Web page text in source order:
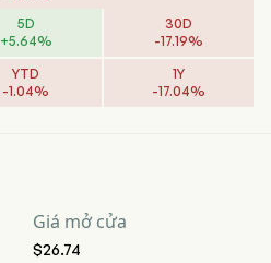
5D
+5.64%
30D
-17.19%
YTD
-1.04%
1Y
-17.04%
Giá mở cửa
$26.74